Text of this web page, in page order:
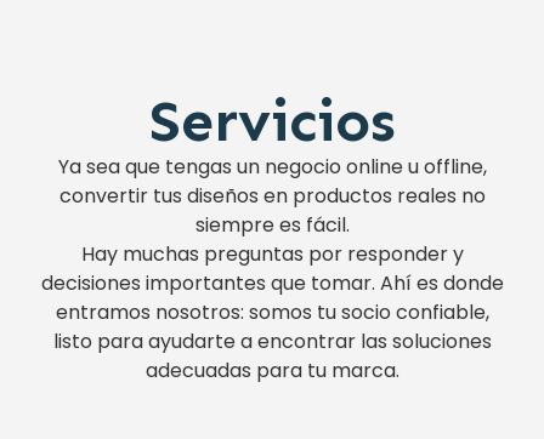
Servicios
Ya sea que tengas un negocio online u offline,
convertir tus diseños en productos reales no
siempre es fácil.
Hay muchas preguntas por responder y
decisiones importantes que tomar. Ahí es donde
entramos nosotros: somos tu socio confiable,
listo para ayudarte a encontrar las soluciones
adecuadas para tu marca.